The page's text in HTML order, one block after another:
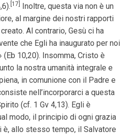
[17]
Inoltre, questa via non è un
al margine dei nostri rapporti
Al contrario, Gesù ci ha
che Egli ha inaugurato per noi
10,20). Insomma, Cristo è
la nostra umanità integrale e
in comunione con il Padre e
nell’incorporarci a questa
(cf. 1 Gv 4,13). Egli è
modo, il principio di ogni grazia
è, allo stesso tempo, il Salvatore